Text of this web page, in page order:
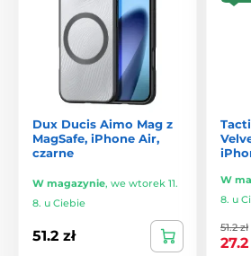
Dux Ducis Aimo Mag z
MagSafe, iPhone Air,
czarne
W magazynie, we wtorek 11.
8. u Ciebie
51.2 zł
W
8. u
51.2 zł
27.2